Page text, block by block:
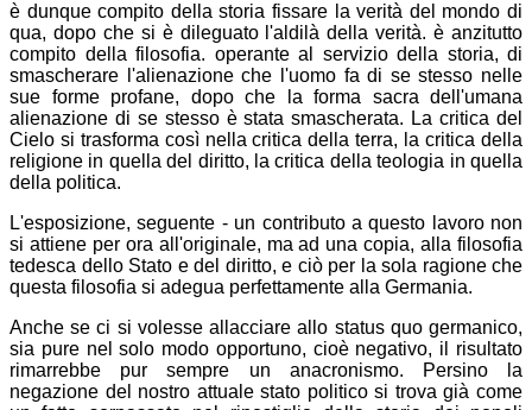
è dunque compito della storia fissare la verità del mondo di
qua, dopo che si è dileguato l'aldilà della verità. è anzitutto
compito della filosofia. operante al servizio della storia, di
smascherare l'alienazione che l'uomo fa di se stesso nelle
sue forme profane, dopo che la forma sacra dell'umana
alienazione di se stesso è stata smascherata. La critica del
Cielo si trasforma così nella critica della terra, la critica della
religione in quella del diritto, la critica della teologia in quella
della politica.
L'esposizione, seguente - un contributo a questo lavoro non
si attiene per ora all'originale, ma ad una copia, alla filosofia
tedesca dello Stato e del diritto, e ciò per la sola ragione che
questa filosofia si adegua perfettamente alla Germania.
Anche se ci si volesse allacciare allo status quo germanico,
sia pure nel solo modo opportuno, cioè negativo, il risultato
rimarrebbe pur sempre un anacronismo. Persino la
negazione del nostro attuale stato politico si trova già come